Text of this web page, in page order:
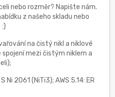
nebo rozměr? Napište nám.
z našeho skladu nebo
na čistý nikl a niklové
mezi čistým niklem a
Ni 2061 (NiTi3); AWS 5.14: ER